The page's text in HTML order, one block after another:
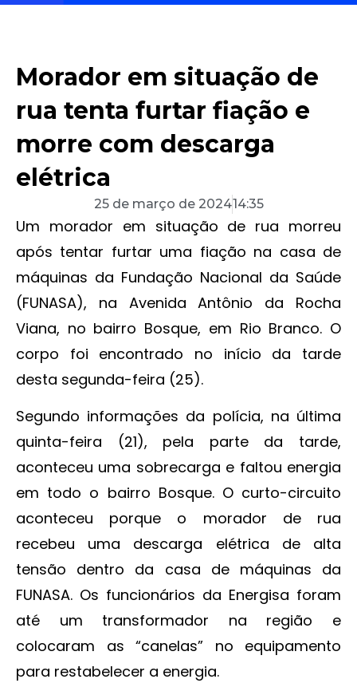
Morador em situação de
rua tenta furtar fiação e
morre com descarga
elétrica
25 de março de 202414:35
Um morador em situação de rua morreu
após tentar furtar uma fiação na casa de
máquinas da Fundação Nacional da Saúde
(FUNASA), na Avenida Antônio da Rocha
Viana, no bairro Bosque, em Rio Branco. O
corpo foi encontrado no início da tarde
desta segunda-feira (25).
Segundo informações da polícia, na última
quinta-feira (21), pela parte da tarde,
aconteceu uma sobrecarga e faltou energia
em todo o bairro Bosque. O curto-circuito
aconteceu porque o morador de rua
recebeu uma descarga elétrica de alta
tensão dentro da casa de máquinas da
FUNASA. Os funcionários da Energisa foram
até um transformador na região e
colocaram as “canelas” no equipamento
para restabelecer a energia.